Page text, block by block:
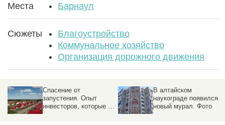
Места Барнаул
Сюжеты
Благоустройство
Коммунальное хозяйство
Организация дорожного движения
Спасение от
запустения. Опыт
инвесторов, которые не
дают селам исчезнуть
В алтайском
наукограде появился
новый мурал. Фото